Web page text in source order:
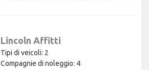
Lincoln Affitti
Tipi di veicoli: 2
Compagnie di noleggio: 4